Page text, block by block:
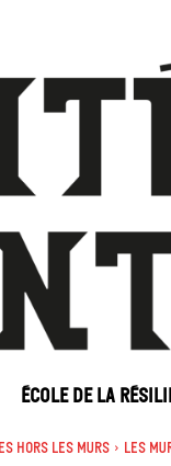
ÉCOLE DE LA
Hors les murs Les